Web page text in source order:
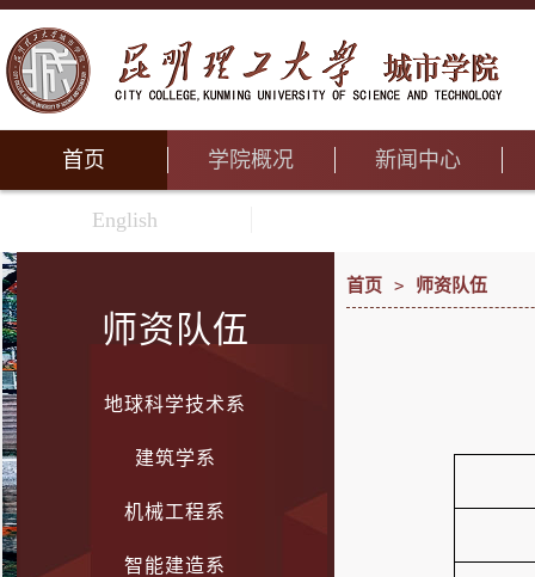
首页 学院概况 新闻中心
English
师资队伍
地球科学技术系
建筑学系
机械工程系
智能建造系
首页 > 师资队伍